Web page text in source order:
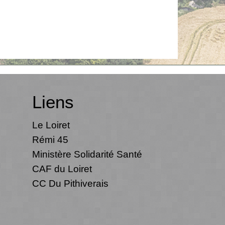
Liens
Le Loiret
Rémi 45
Ministère Solidarité Santé
CAF du Loiret
CC Du Pithiverais